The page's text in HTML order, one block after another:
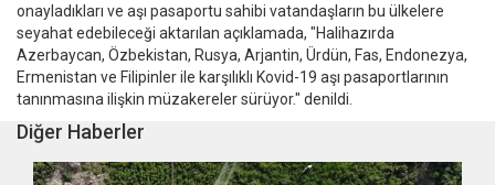
onayladıkları ve aşı pasaportu sahibi vatandaşların bu ülkelere
seyahat edebileceği aktarılan açıklamada, "Halihazırda
Azerbaycan, Özbekistan, Rusya, Arjantin, Ürdün, Fas, Endonezya,
Ermenistan ve Filipinler ile karşılıklı Kovid-19 aşı pasaportlarının
tanınmasına ilişkin müzakereler sürüyor." denildi.
Diğer Haberler